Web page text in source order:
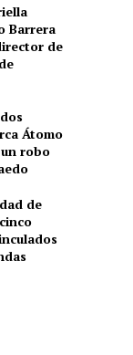
Barrera
de
Átomo
robo
de